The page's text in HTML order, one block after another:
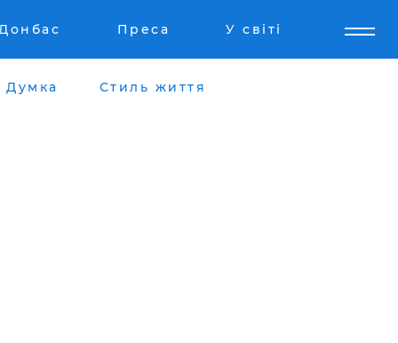
Преса У світі
Думка Стиль життя